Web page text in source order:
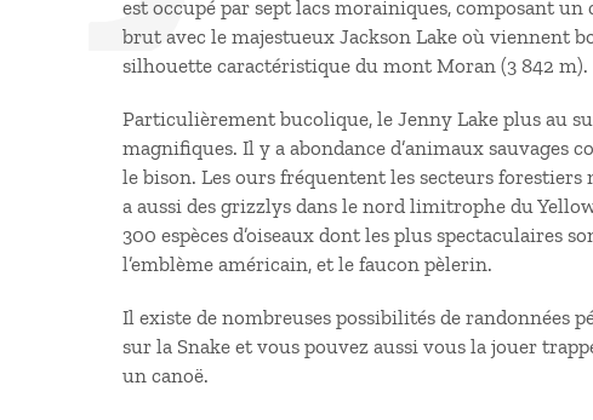
est occupé par sept lacs morainiques, composant un
brut avec le majestueux Jackson Lake où viennent
silhouette caractéristique du mont Moran (3 842 m).
Particulièrement bucolique, le Jenny Lake plus au
magnifiques. Il y a abondance d’animaux sauvages
le bison. Les ours fréquentent les secteurs
a aussi des grizzlys dans le nord limitrophe du
300 espèces d’oiseaux dont les plus spectaculaires
l’emblème américain, et le faucon pèlerin.
Il existe de nombreuses possibilités de randonnées
sur la Snake et vous pouvez aussi vous la jouer
un canoë.